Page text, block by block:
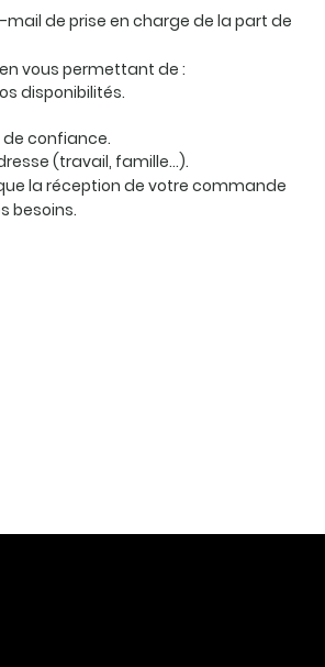
mail de prise en charge de la part de
vous permettant de :
disponibilités.
de confiance.
(travail, famille…).
la réception de votre commande
besoins.